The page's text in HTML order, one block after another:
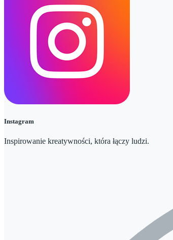
Instagram
Inspirowanie kreatywności, która łączy ludzi.